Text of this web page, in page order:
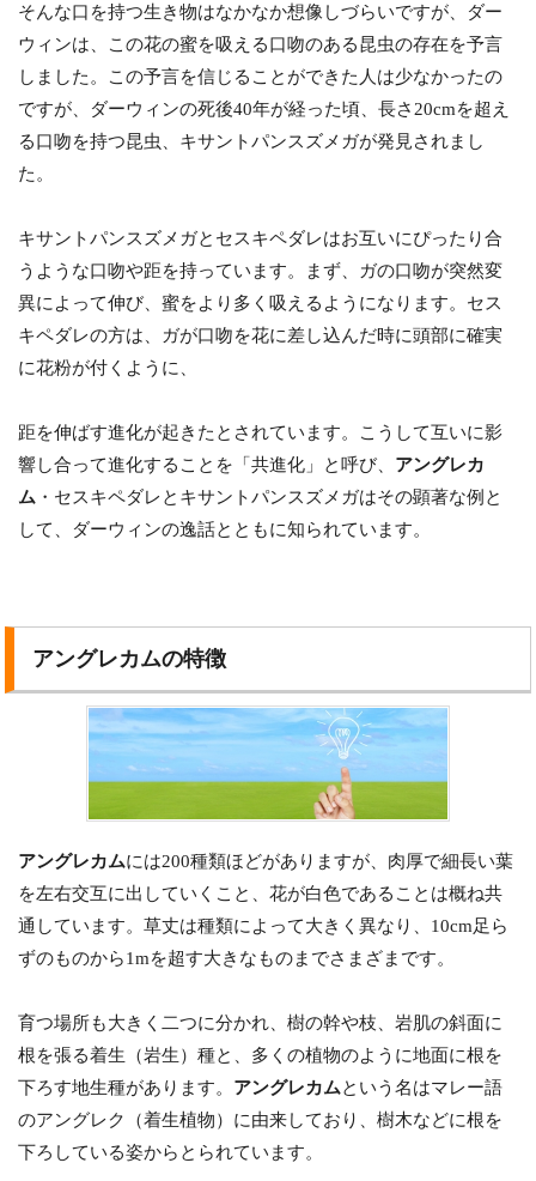
そんな口を持つ生き物はなかなか想像しづらいですが、ダー
ウィンは、この花の蜜を吸える口吻のある昆虫の存在を予言
しました。この予言を信じることができた人は少なかったの
ですが、ダーウィンの死後40年が経った頃、長さ20cmを超え
る口吻を持つ昆虫、キサントパンスズメガが発見されまし
た。
キサントパンスズメガとセスキペダレはお互いにぴったり合
うような口吻や距を持っています。まず、ガの口吻が突然変
異によって伸び、蜜をより多く吸えるようになります。セス
キペダレの方は、ガが口吻を花に差し込んだ時に頭部に確実
に花粉が付くように、
距を伸ばす進化が起きたとされています。こうして互いに影
響し合って進化することを「共進化」と呼び、 アングレカ
ム ・セスキペダレとキサントパンスズメガはその顕著な例と
して、ダーウィンの逸話とともに知られています。
アングレカムの特徴
アングレカムには200種類ほどがありますが、肉厚で細長い葉
を左右交互に出していくこと、花が白色であることは概ね共
通しています。草丈は種類によって大きく異なり、10cm足ら
ずのものから1mを超す大きなものまでさまざまです。
育つ場所も大きく二つに分かれ、樹の幹や枝、岩肌の斜面に
根を張る着生（岩生）種と、多くの植物のように地面に根を
下ろす地生種があります。 アングレカムという名はマレー語
のアングレク（着生植物）に由来しており、樹木などに根を
下ろしている姿からとられています。